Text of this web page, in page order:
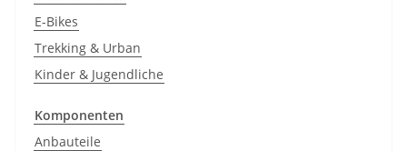
E-Bikes
Trekking & Urban
Kinder & Jugendliche
Komponenten
Anbauteile